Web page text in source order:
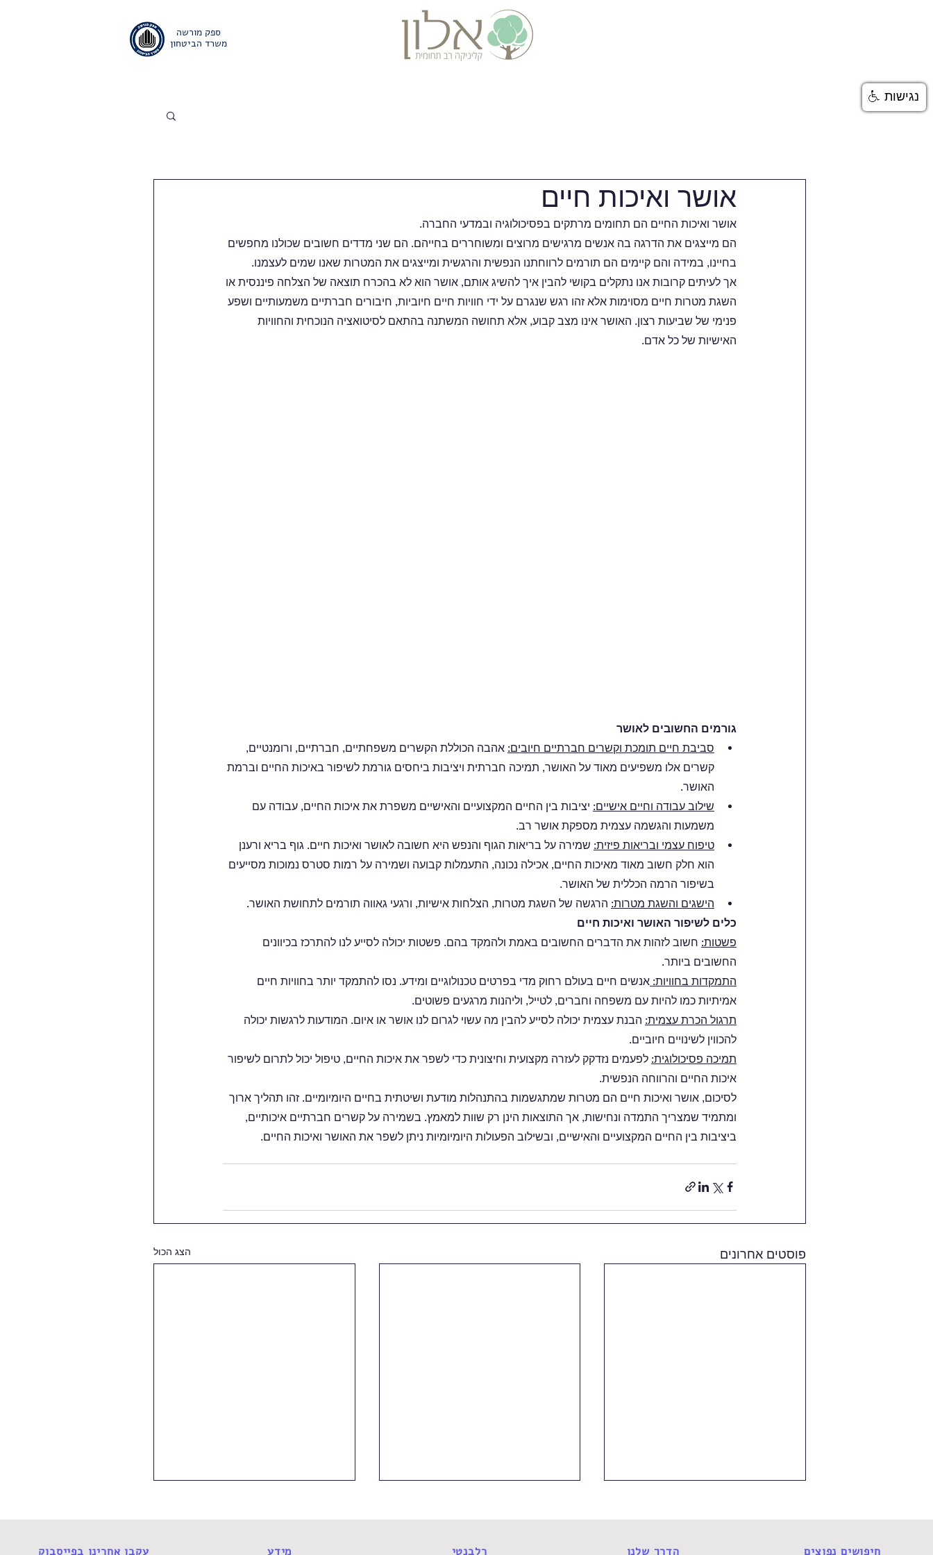
ספק מורשה
משרד הביטחון
בית
אושר ואיכות חיים
אושר ואיכות החיים הם תחומים מרתקים בפסיכולוגיה ובמדעי החברה.
הם מייצגים את הדרגה בה אנשים מרגישים מרוצים ומשוחררים בחייהם. הם שני מדדים חשובים שכולנו מחפשים
בחיינו, במידה והם קיימים הם תורמים לרווחתנו הנפשית והרגשית ומייצגים את המטרות שאנו שמים לעצמנו.
אך לעיתים קרובות אנו נתקלים בקושי להבין איך להשיג אותם, אושר הוא לא בהכרח תוצאה של הצלחה פיננסית או
השגת מטרות חיים מסוימות אלא זהו רגש שנגרם על ידי חוויות חיים חיוביות, חיבורים חברתיים משמעותיים ושפע
פנימי של שביעות רצון. האושר אינו מצב קבוע, אלא תחושה המשתנה בהתאם לסיטואציה הנוכחית והחוויות
האישיות של כל אדם.
גורמים החשובים לאושר
סביבת חיים תומכת וקשרים חברתיים חיובים: אהבה הכוללת הקשרים משפחתיים, חברתיים, ורומנטיים,
קשרים אלו משפיעים מאוד על האושר, תמיכה חברתית ויציבות ביחסים גורמת לשיפור באיכות החיים וברמת
האושר.
שילוב עבודה וחיים אישיים: יציבות בין החיים המקצועיים והאישיים משפרת את איכות החיים, עבודה עם
משמעות והגשמה עצמית מספקת אושר רב.
טיפוח עצמי ובריאות פיזית: שמירה על בריאות הגוף והנפש היא חשובה לאושר ואיכות חיים. גוף בריא ורענן
הוא חלק חשוב מאוד מאיכות החיים, אכילה נכונה, התעמלות קבועה ושמירה על רמות סטרס נמוכות מסייעים
בשיפור הרמה הכללית של האושר.
הישגים והשגת מטרות: הרגשה של השגת מטרות, הצלחות אישיות, ורגעי גאווה תורמים לתחושת האושר.
כלים לשיפור האושר ואיכות חיים
פשטות: חשוב לזהות את הדברים החשובים באמת ולהמקד בהם. פשטות יכולה לסייע לנו להתרכז בכיוונים
החשובים ביותר.
התמקדות בחוויות: אנשים חיים בעולם רחוק מדי בפרטים טכנולוגיים ומידע. נסו להתמקד יותר בחוויות חיים
אמיתיות כמו להיות עם משפחה וחברים, לטייל, וליהנות מרגעים פשוטים.
תרגול הכרת עצמית: הבנת עצמית יכולה לסייע להבין מה עשוי לגרום לנו אושר או איום. המודעות לרגשות יכולה
להכווין לשינויים חיוביים.
תמיכה פסיכולוגית: לפעמים נזדקק לעזרה מקצועית וחיצונית כדי לשפר את איכות החיים, טיפול יכול לתרום לשיפור
איכות החיים והרווחה הנפשית.
לסיכום, אושר ואיכות חיים הם מטרות שמתגשמות בהתנהלות מודעת ושיטתית בחיים היומיומיים. זהו תהליך ארוך
ומתמיד שמצריך התמדה ונחישות, אך התוצאות הינן רק שוות למאמץ. בשמירה על קשרים חברתיים איכותיים,
ביציבות בין החיים המקצועיים והאישיים, ובשילוב הפעולות היומיומיות ניתן לשפר את האושר ואיכות החיים.
פוסטים אחרונים הצג הכול
עקבו אחרינו בפייסבוק מידע רלבנטי הדרך שלנו חיפושים נפוצים
נגישות